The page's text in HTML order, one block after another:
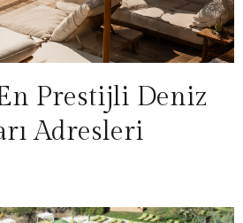
Prestijli Deniz
Adresleri